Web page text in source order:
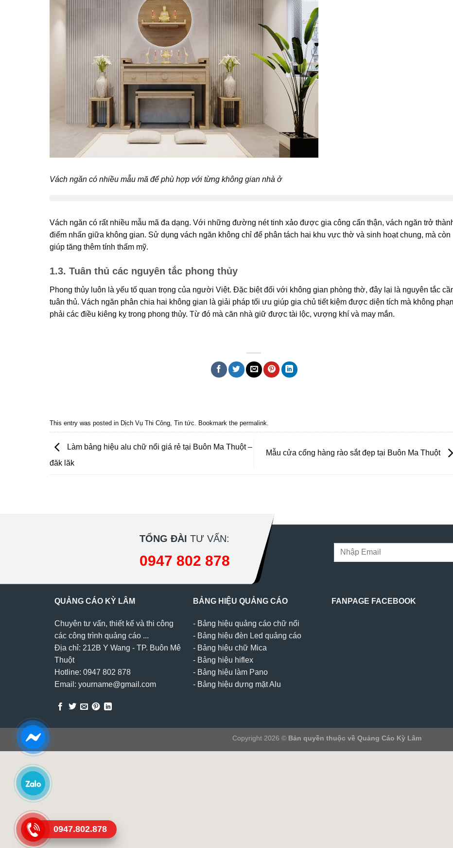
Vách ngăn có nhiều mẫu mã để phù hợp với từng không gian nhà ở
Vách ngăn có rất nhiều mẫu mã đa dạng. Với những đường nét tinh xảo được gia công cẩn thận, vách ngăn trở
điểm nhấn giữa không gian. Sử dụng vách ngăn không chỉ để phân tách hai khu vực thờ và sinh hoạt chung, mà còn
giúp tăng thêm tính thẩm mỹ.
1.3. Tuân thủ các nguyên tắc phong thủy
Phong thủy luôn là yếu tố quan trọng của người Việt. Đặc biệt đối với không gian phòng thờ, đây lại là nguyên tắc
tuân thủ. Vách ngăn phân chia hai không gian là giải pháp tối ưu giúp gia chủ tiết kiệm được diện tích mà không
phải các điều kiêng kỵ trong phong thủy. Từ đó mà căn nhà giữ được tài lộc, vượng khí và may mắn.
This entry was posted in Dịch Vụ Thi Công Tin tức . Bookmark the permalink
Làm bảng hiệu alu chữ nổi giá rẻ tại Buôn Ma Thuột –
đăk lăk
Mẫu cửa cổng hàng rào sắt đẹp tại Buôn Ma Thuột
TỔNG ĐÀI TƯ VẤN:
0947 802 878
QUẢNG CÁO KỲ LÂM
Chuyên tư vấn, thiết kế và thi công
các công trình quảng cáo ...
Địa chỉ: 212B Y Wang - TP. Buôn Mê
Thuột
Hotline: 0947 802 878
Email: yourname@gmail.com
BẢNG HIỆU QUẢNG CÁO
- Bảng hiệu quảng cáo chữ nổi
- Bảng hiệu đèn Led quảng cáo
- Bảng hiệu chữ Mica
- Bảng hiệu hiflex
- Bảng hiệu làm Pano
- Bảng hiệu dựng mặt Alu
FANPAGE FACEBOOK
Copyright 2026 © Bản quyền thuộc về Quảng Cáo Kỳ Lâm
0947.802.878